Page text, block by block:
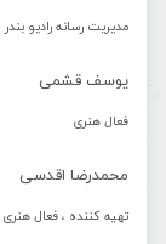
مدیریت رسانه رادیو بندر
یوسف قشمی
فعال هنری
محمدرضا اقدسی
تهیه کننده ، فعال هنری